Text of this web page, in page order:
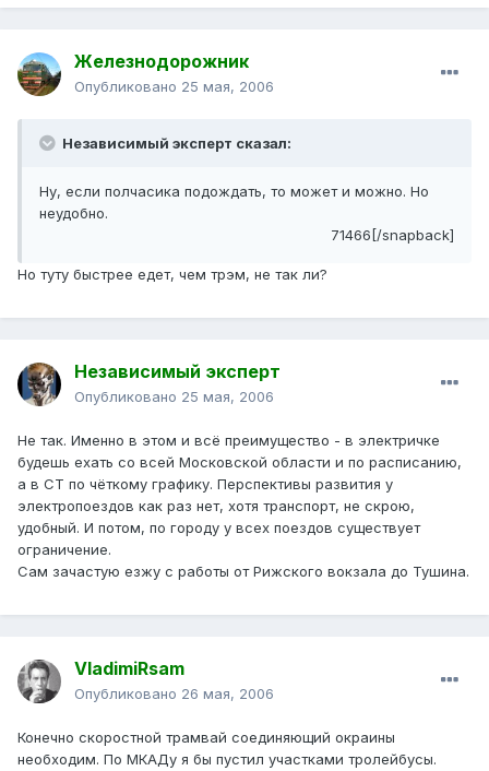
Железнодорожник
Опубликовано 25 мая, 2006
Независимый эксперт сказал:
Ну, если полчасика подождать, то может и можно. Но
неудобно.
71466[/snapback]
Но туту быстрее едет, чем трэм, не так ли?
Независимый эксперт
Опубликовано 25 мая, 2006
Не так. Именно в этом и всё преимущество - в электричке
будешь ехать со всей Московской области и по расписанию,
а в СТ по чёткому графику. Перспективы развития у
электропоездов как раз нет, хотя транспорт, не скрою,
удобный. И потом, по городу у всех поездов существует
ограничение.
Сам зачастую езжу с работы от Рижского вокзала до Тушина.
VladimiRsam
Опубликовано 26 мая, 2006
Конечно скоростной трамвай соединяющий окраины
необходим. По МКАДу я бы пустил участками тролейбусы.